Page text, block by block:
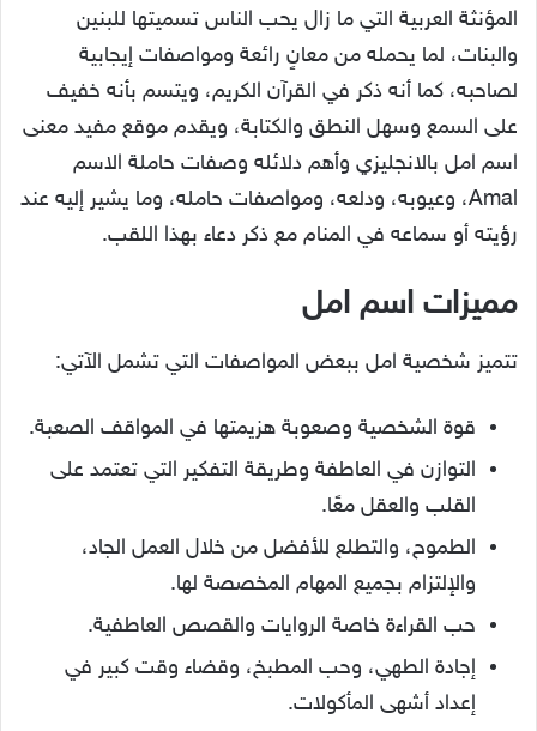
المؤنثة العربية التي ما زال يحب الناس تسميتها للبنين
والبنات، لما يحمله من معانٍ رائعة ومواصفات إيجابية
لصاحبه، كما أنه ذكر في القرآن الكريم، ويتسم بأنه خفيف
على السمع وسهل النطق والكتابة، ويقدم موقع مفيد معنى
اسم امل بالانجليزي وأهم دلائله وصفات حاملة الاسم
Amal، وعيوبه، ودلعه، ومواصفات حامله، وما يشير إليه عند
رؤيته أو سماعه في المنام مع ذكر دعاء بهذا اللقب.
مميزات اسم امل
تتميز شخصية امل ببعض المواصفات التي تشمل الآتي:
قوة الشخصية وصعوبة هزيمتها في المواقف الصعبة.
التوازن في العاطفة وطريقة التفكير التي تعتمد على
القلب والعقل معًا.
الطموح، والتطلع للأفضل من خلال العمل الجاد،
والإلتزام بجميع المهام المخصصة لها.
حب القراءة خاصة الروايات والقصص العاطفية.
إجادة الطهي، وحب المطبخ، وقضاء وقت كبير في
إعداد أشهى المأكولات.